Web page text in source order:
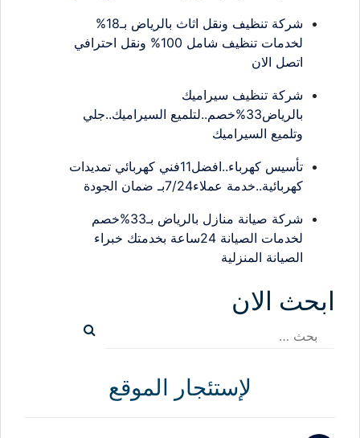
شركة تنظيف ونقل اثاث بالرياض بـ18%
لخدمات تنظيف شامل 100% ونقل احترافي
اتصل الان
شركة تنظيف سيراميك
بالرياض33%خصم..لتلميع السيراميك..جلي
وتلميع السيراميك
تأسيس كهرباء..افضل11فني كهربائي تمديدات
كهربائية..خدمة عملاء7/24بـ ضمان الجودة
شركة صيانة منازل بالرياض بـ33%خصم
لخدمات الصيانة 24ساعة بخدمتك خبراء
الصيانة المنزلية
ابحث الان
البحث
لإستئجار الموقع